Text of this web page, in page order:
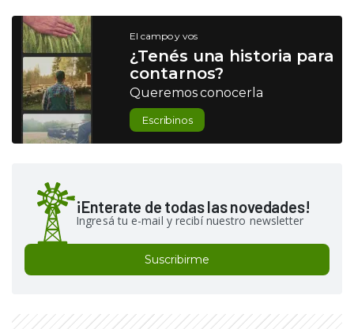
El campo y vos
¿Tenés una historia para
contarnos?
Queremos conocerla
Escribinos
¡Enterate de todas las novedades!
Ingresá tu e-mail y recibí nuestro newsletter
Suscribirme